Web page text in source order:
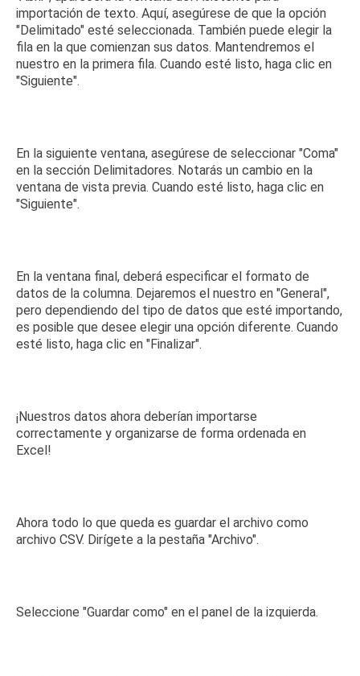
importación de texto. Aquí, asegúrese de que la opción
"Delimitado" esté seleccionada. También puede elegir la
fila en la que comienzan sus datos. Mantendremos el
nuestro en la primera fila. Cuando esté listo, haga clic en
"Siguiente".
En la siguiente ventana, asegúrese de seleccionar "Coma"
en la sección Delimitadores. Notarás un cambio en la
ventana de vista previa. Cuando esté listo, haga clic en
"Siguiente".
En la ventana final, deberá especificar el formato de
datos de la columna. Dejaremos el nuestro en "General",
pero dependiendo del tipo de datos que esté importando,
es posible que desee elegir una opción diferente. Cuando
esté listo, haga clic en "Finalizar".
¡Nuestros datos ahora deberían importarse
correctamente y organizarse de forma ordenada en
Excel!
Ahora todo lo que queda es guardar el archivo como
archivo CSV. Dirígete a la pestaña "Archivo".
Seleccione "Guardar como" en el panel de la izquierda.